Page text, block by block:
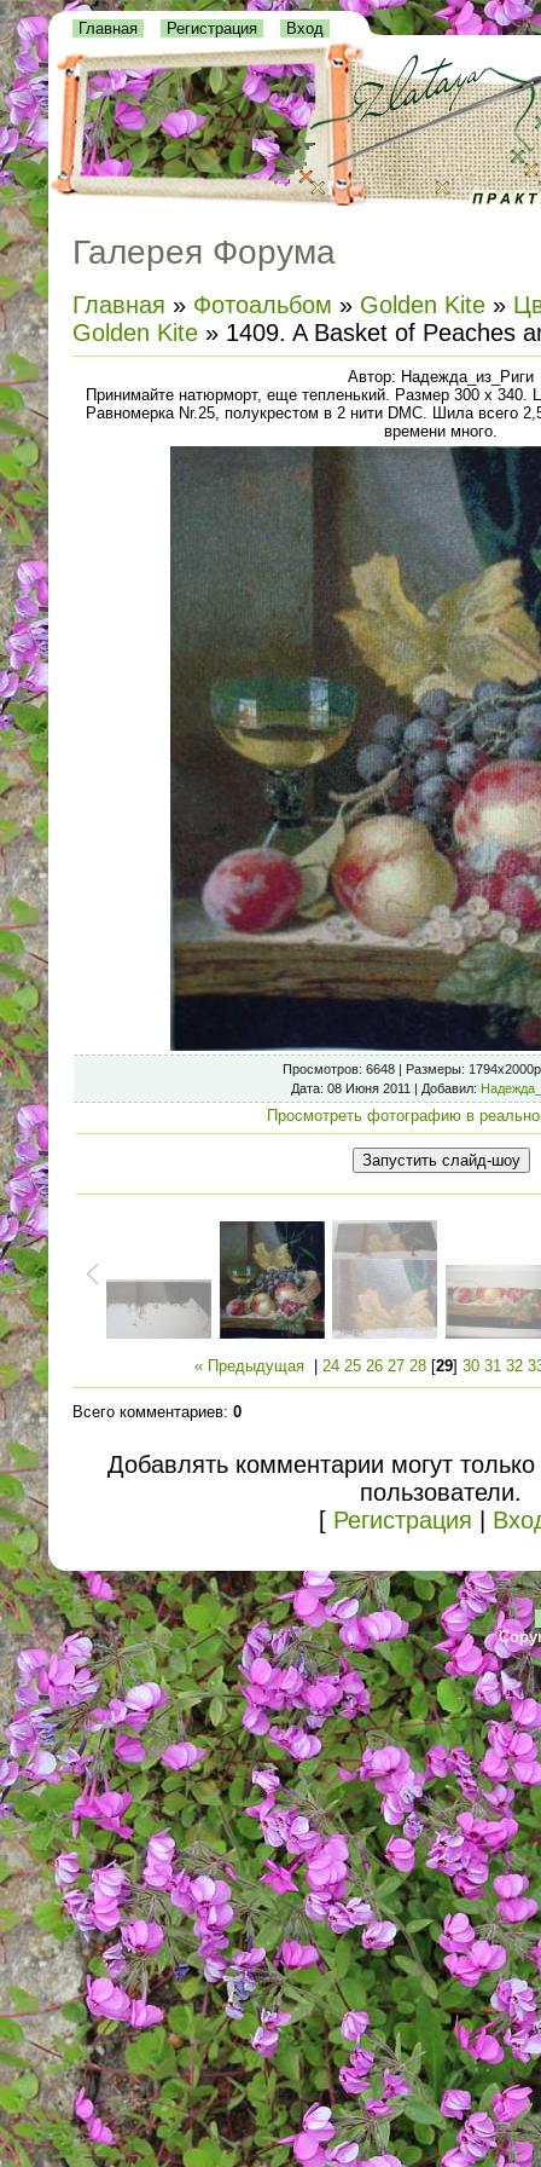
Главная Регистрация Вход
Галерея Форума
Главная » Фотоальбом » Golden Kite »
Golden Kite » 1409. A Basket of Peaches
Автор: Надежда_из_Риги
Принимайте натюрморт, еще тепленький. Размер 300 х 340.
Равномерка Nr.25, полукрестом в 2 нити DMC. Шила всего
времени много.
Просмотров: 6648 | Размеры:
Дата: 08 Июня 2011 | Добавил:
Просмотреть фотографию в
« Предыдущая 24 25 26 27 28 [29] 30 31 32
Всего комментариев: 0
Добавлять комментарии могут
пользователи.
[ Регистрация